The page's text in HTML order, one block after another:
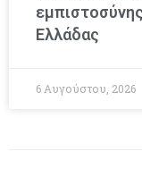
Ελλάδας
6 Αυγούστου, 2026